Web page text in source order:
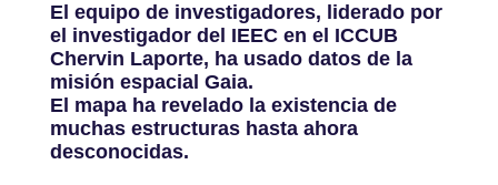
El equipo de investigadores, liderado por
el investigador del IEEC en el ICCUB
Chervin Laporte, ha usado datos de la
misión espacial Gaia.
El mapa ha revelado la existencia de
muchas estructuras hasta ahora
desconocidas.